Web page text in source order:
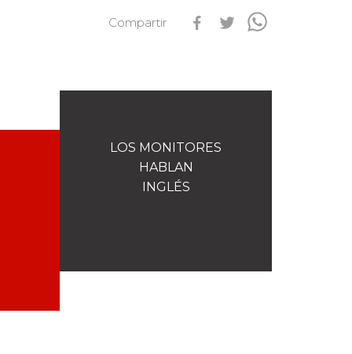
Qualification Stagiaires
Compartir
LOS MONITORES
HABLAN
INGLÉS